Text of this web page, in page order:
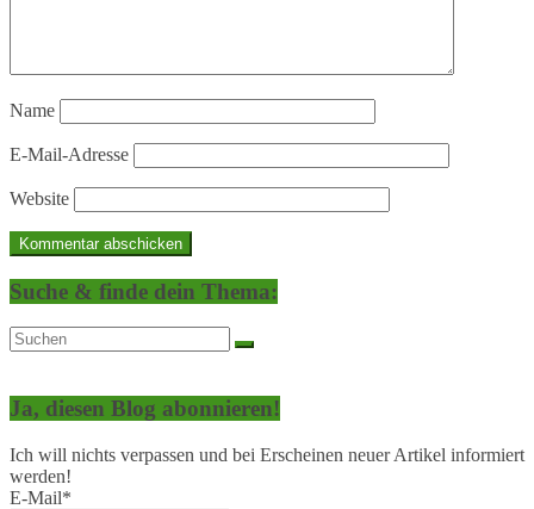
Name
E-Mail-Adresse
Website
Suche & finde dein Thema:
Ja, diesen Blog abonnieren!
Ich will nichts verpassen und bei Erscheinen neuer Artikel informiert
werden!
E-Mail*